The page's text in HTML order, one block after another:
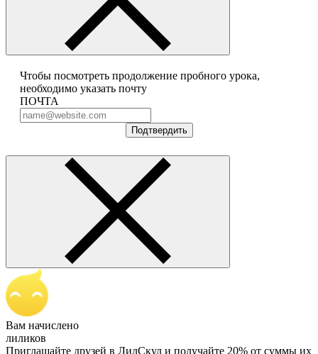
Чтобы посмотреть продолжение пробного урока,
необходимо указать почту
ПОЧТА
Подтвердить
Вам начислено
лиликов
Приглашайте друзей в ЛилСкул и получайте 20% от суммы их